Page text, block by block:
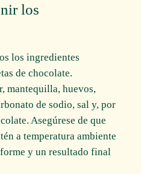
los
los ingredientes
de chocolate.
mantequilla, huevos,
de sodio, sal y, por
Asegúrese de que
a temperatura ambiente
y un resultado final